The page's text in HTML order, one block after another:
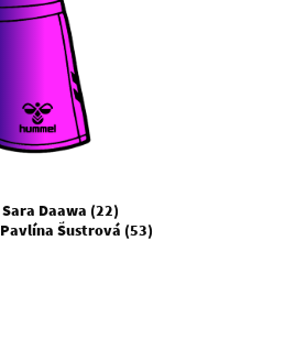
Sara Daawa (22)
Pavlína Šustrová (53)